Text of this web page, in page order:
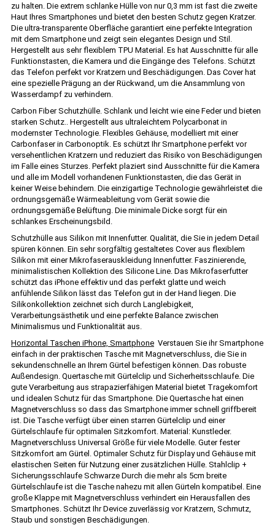
zu halten. Die extrem schlanke Hülle von nur 0,3 mm ist fast die zweite
Haut Ihres Smartphones und bietet den besten Schutz gegen Kratzer.
Die ultra-transparente Oberfläche garantiert eine perfekte Integration
mit dem Smartphone und zeigt sein elegantes Design und Stil.
Hergestellt aus sehr flexiblem TPU Material. Es hat Ausschnitte für alle
Funktionstasten, die Kamera und die Eingänge des Telefons. Schützt
das Telefon perfekt vor Kratzern und Beschädigungen. Das Cover hat
eine spezielle Prägung an der Rückwand, um die Ansammlung von
Wasserdampf zu verhindern.
Carbon Fiber Schutzhülle. Schlank und leicht wie eine Feder und bieten
starken Schutz.. Hergestellt aus ultraleichtem Polycarbonat in
modernster Technologie. Flexibles Gehäuse, modelliert mit einer
Carbonfaser in Carbonoptik. Es schützt Ihr Smartphone perfekt vor
versehentlichen Kratzern und reduziert das Risiko von Beschädigungen
im Falle eines Sturzes. Perfekt plaziert sind Ausschnitte für die Kamera
und alle im Modell vorhandenen Funktionstasten, die das Gerät in
keiner Weise behindern. Die einzigartige Technologie gewährleistet die
ordnungsgemäße Wärmeableitung vom Gerät sowie die
ordnungsgemäße Belüftung. Die minimale Dicke sorgt für ein
schlankes Erscheinungsbild.
Schutzhülle aus Silikon mit Innenfutter. Qualität, die Sie in jedem Detail
spüren können. Ein sehr sorgfältig gestaltetes Cover aus flexiblem
Silikon mit einer Mikrofaserauskleidung Innenfutter. Faszinierende,
minimalistischen Kollektion des Silicone Line. Das Mikrofaserfutter
schützt das iPhone effektiv und das perfekt glatte und weich
anfühlende Silikon lässt das Telefon gut in der Hand liegen. Die
Silikonkollektion zeichnet sich durch Langlebigkeit,
Verarbeitungsästhetik und eine perfekte Balance zwischen
Minimalismus und Funktionalität aus.
Horizontal Taschen iPhone, Smartphone Verstauen Sie ihr Smartphone
einfach in der praktischen Tasche mit Magnetverschluss, die Sie in
sekundenschnelle an Ihrem Gürtel befestigen können. Das robuste
Außendesign. Quertasche mit Gürtelclip und Sicherheitsschlaufe. Die
gute Verarbeitung aus strapazierfähigen Material bietet Tragekomfort
und idealen Schutz für das Smartphone. Die Quertasche hat einen
Magnetverschluss so dass das Smartphone immer schnell griffbereit
ist. Die Tasche verfügt über einen starren Gürtelclip und einer
Gürtelschlaufe für optimalen Sitzkomfort. Material: Kunstleder.
Magnetverschluss Universal Größe für viele Modelle. Guter fester
Sitzkomfort am Gürtel. Optimaler Schutz für Display und Gehäuse mit
elastischen Seiten für Nutzung einer zusätzlichen Hülle. Stahlclip +
Sicherungsschlaufe Schwarze Durch die mehr als 5cm breite
Gürtelschlaufe ist die Tasche nahezu mit allen Gürteln kompatibel. Eine
große Klappe mit Magnetverschluss verhindert ein Herausfallen des
Smartphones. Schützt Ihr Device zuverlässig vor Kratzern, Schmutz,
Staub und sonstigen Beschädigungen.